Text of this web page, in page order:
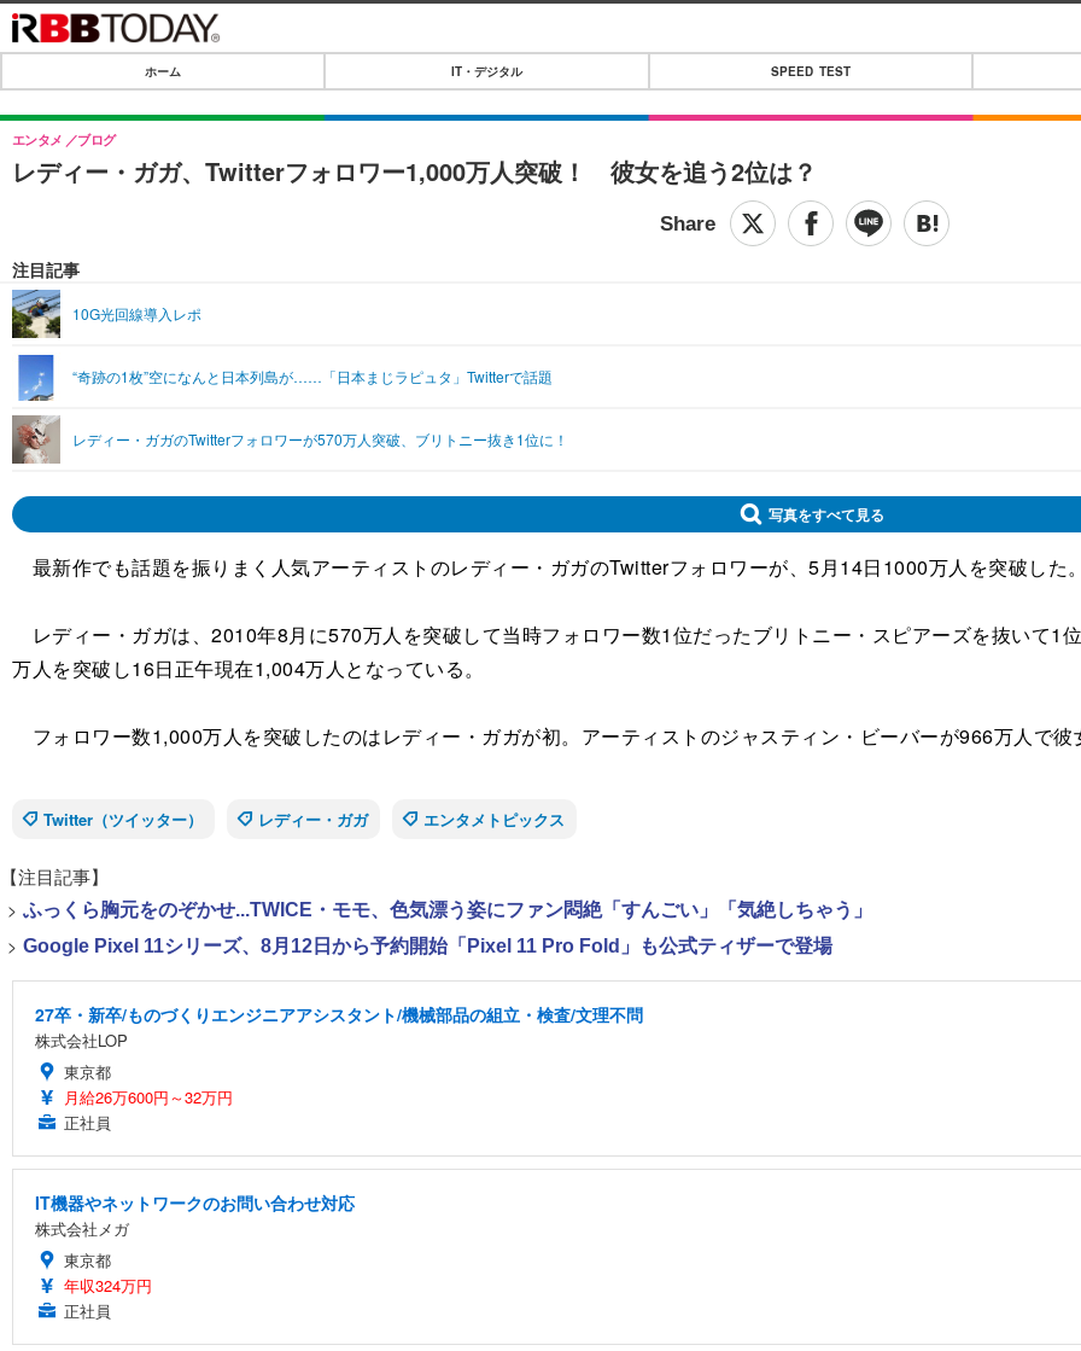
IT・デジタル
IT・デジタルTOP
SPEED TEST
音楽
ライフ
ペット
その他
リリース一覧
プッシュ通知の停止方法
ホーム IT・デジタル SPEED TEST
レディー・ガガ、Twitterフォロワー1,000万人突破！ 彼女を追う2位は？
エンタメ ブログ
注目記事
10G光回線導入レポ
“奇跡の1枚”空になんと日本列島が……「日本まじラピュタ」Twitterで話題
レディー・ガガのTwitterフォロワーが570万人突破、ブリトニー抜き1位に！
写真をすべて見る
最新作でも話題を振りまく人気アーティストのレディー・ガガのTwitterフォロワーが、5月14日1000万人を突破した
レディー・ガガは、2010年8月に570万人を突破して当時フォロワー数1位だったブリトニー・スピアーズを抜いて1
万人を突破し16日正午現在1,004万人となっている。
フォロワー数1,000万人を突破したのはレディー・ガガが初。アーティストのジャスティン・ビーバーが966万人で彼
Twitter（ツイッター）
レディー・ガガ エンタメトピックス
【注目記事】
> ふっくら胸元をのぞかせ...TWICE・モモ、色気漂う姿にファン悶絶「すんごい」「気絶しちゃう」
> Google Pixel 11シリーズ、8月12日から予約開始「Pixel 11 Pro Fold」も公式ティザーで登場
27卒・新卒/ものづくりエンジニアアシスタント/機械部品の組立・検査/文理不問
株式会社LOP
東京都
月給26万600円～32万円
正社員
IT機器やネットワークのお問い合わせ対応
株式会社メガ
東京都
年収324万円
正社員